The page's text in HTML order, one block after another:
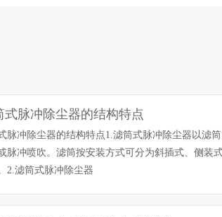
式脉冲除尘器的结构特点
脉冲除尘器的结构特点1.滤筒式脉冲除尘器以滤
脉冲喷吹。滤筒按安装方式可分为斜插式、侧装
2.滤筒式脉冲除尘器